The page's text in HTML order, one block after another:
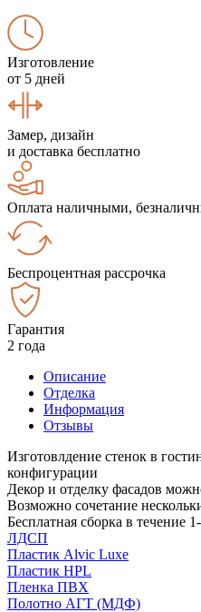
Изготовление
от 5 дней
Замер, дизайн
и доставка бесплатно
Оплата наличными,
Беспроцентная рассрочка
Гарантия
2 года
Описание
Отделка
Информация
Отзывы
Изготовлдение стенок в
конфигурации
Декор и отделку фасадов
Возможно сочетание
Бесплатная сборка в течение
ЛДСП
Пластик Alvic Luxe
Пластик HPL
Пленка ПВХ
Полотно АГТ (МДФ)